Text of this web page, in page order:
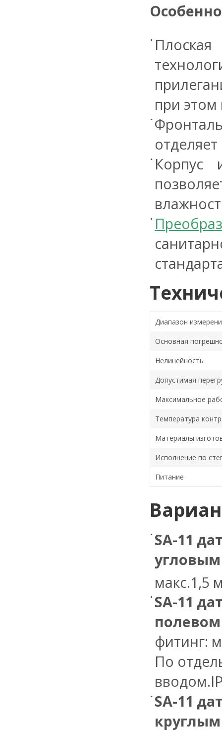
при этом
Корпус
Диапазон
Основная
Нелинейность
Допустимая
Максимальное
Температура
Материалы
Исполнение по
Питание
SA-11
макс.1,5
SA-11
полевом
фитинг:
По
SA-11